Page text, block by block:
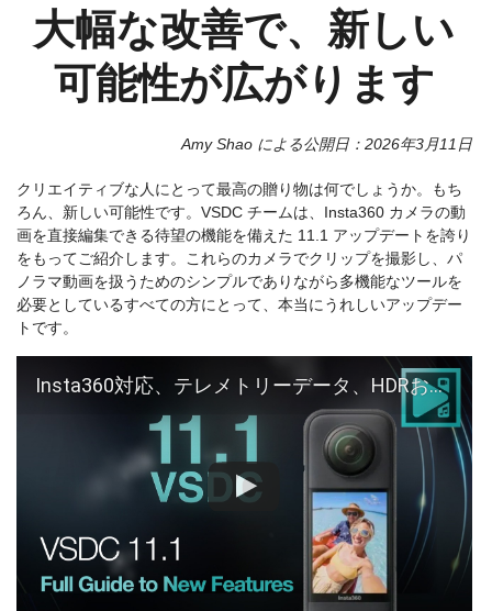
大幅な改善で、新しい
可能性が広がります
Amy Shao による公開日： 2026年3月11日
クリエイティブな人にとって最高の贈り物は何でしょうか。もち
ろん、新しい可能性です。VSDC チームは、Insta360 カメラの動
画を直接編集できる待望の機能を備えた 11.1 アップデートを誇り
をもってご紹介します。これらのカメラでクリップを撮影し、パ
ノラマ動画を扱うためのシンプルでありながら多機能なツールを
必要としているすべての方にとって、本当にうれしいアップデー
トです。
Insta360対応、テレメトリーデータ、HDRおよびオーディオの強化